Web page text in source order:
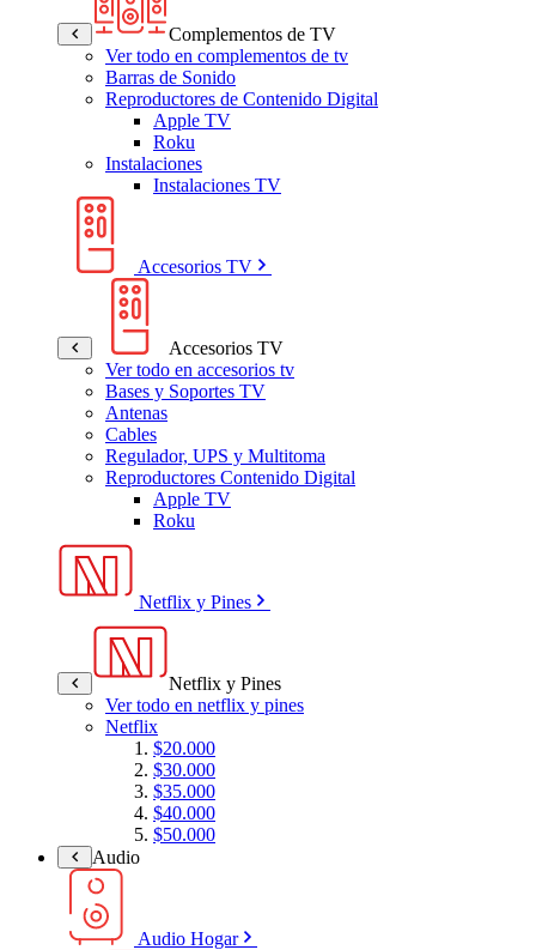
Complementos de TV
Ver todo en complementos de tv
Barras de Sonido
Reproductores de Contenido Digital
Apple TV
Roku
Instalaciones
Instalaciones TV
Accesorios TV
Accesorios TV
Ver todo en accesorios tv
Bases y Soportes TV
Antenas
Cables
Regulador, UPS y Multitoma
Reproductores Contenido Digital
Apple TV
Roku
Netflix y Pines
Netflix y Pines
Ver todo en netflix y pines
Netflix
$20.000
$30.000
$35.000
$40.000
$50.000
Audio
Audio Hogar